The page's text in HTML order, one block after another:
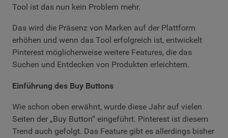
Tool ist das nun kein Problem mehr.
Das wird die Präsenz von Marken auf der Plattform
erhöhen und wenn das Tool erfolgreich ist, entwickelt
Pinterest möglicherweise weitere Features, die das
Suchen und Entdecken von Produkten erleichtern.
Einführung des Buy Buttons
Wie schon oben erwähnt, wurde diese Jahr auf vielen
Seiten der „Buy Button“ eingeführt. Pinterest ist diesem
Trend auch gefolgt. Das Feature gibt es allerdings bisher